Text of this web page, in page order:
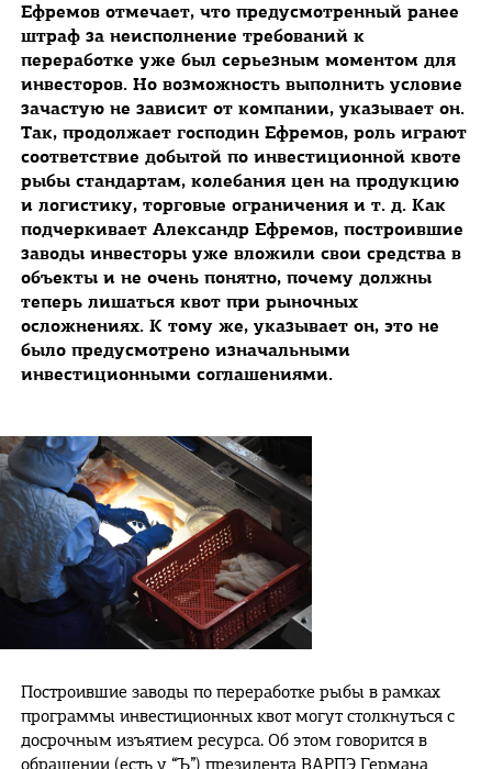
Ефремов отмечает, что предусмотренный ранее
штраф за неисполнение требований к
переработке уже был серьезным моментом для
инвесторов. Но возможность выполнить условие
зачастую не зависит от компании, указывает он.
Так, продолжает господин Ефремов, роль играют
соответствие добытой по инвестиционной квоте
рыбы стандартам, колебания цен на продукцию
и логистику, торговые ограничения и т. д. Как
подчеркивает Александр Ефремов, построившие
заводы инвесторы уже вложили свои средства в
объекты и не очень понятно, почему должны
теперь лишаться квот при рыночных
осложнениях. К тому же, указывает он, это не
было предусмотрено изначальными
инвестиционными соглашениями.
Построившие заводы по переработке рыбы в рамках
программы инвестиционных квот могут столкнуться с
досрочным изъятием ресурса. Об этом говорится в
обращении (есть у “Ъ”) президента ВАРПЭ Германа